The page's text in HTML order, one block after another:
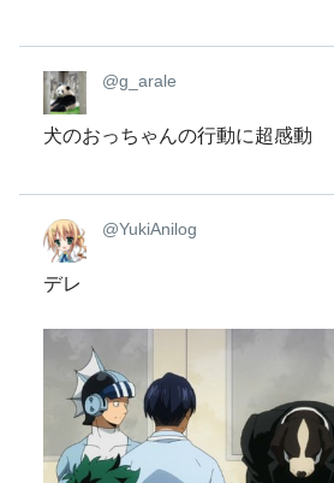
@g_arale
犬のおっちゃんの行動に超感動
@YukiAnilog
デレ